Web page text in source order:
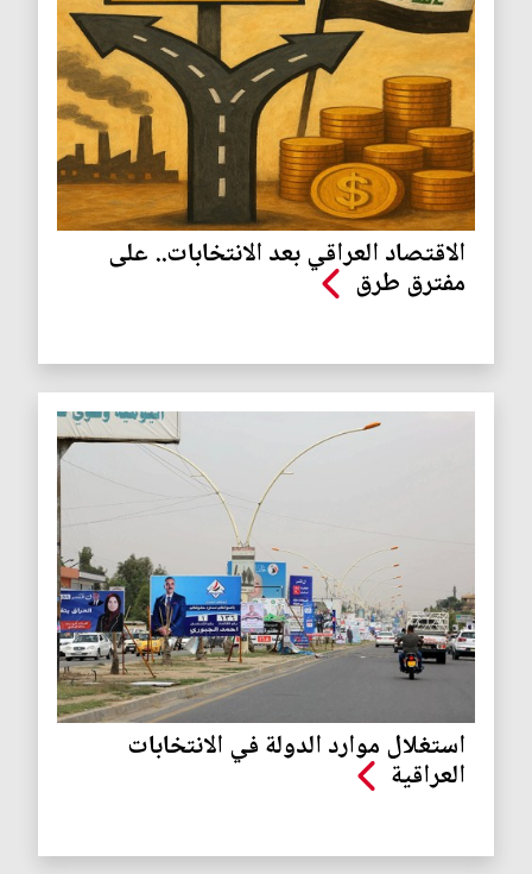
الاقتصاد العراقي بعد الانتخابات.. على
مفترق طرق
استغلال موارد الدولة في الانتخابات
العراقية